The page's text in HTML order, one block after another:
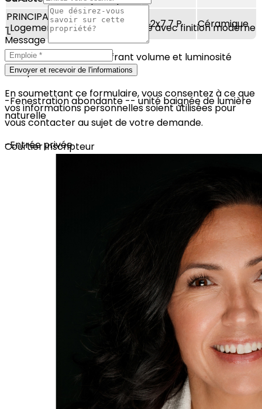
PRINCIPA
L
2ième
étage
Salle de
bains
11.2x7.7 P Céramique
-Logement entièrement rénové avec finition moderne
-Plafond cathédrale offrant volume et luminosité
exceptionnelle
-Fenestration abondante -- unité baignée de lumière
naturelle
-Entrée privée
-Réfrigérateur et cuisinière inclus
-Salle de bain rénovée avec douche en céramique et
-Espace optimisé et confortable
Localisation stratégique :
*À quelques minutes du centre-ville de Montréal
Message
Envoyer et recevoir de l'informations
En soumettant ce formulaire, vous consentez à ce que
vos informations personnelles soient utilisées pour
vous contacter au sujet de votre demande.
Courtier inscripteur